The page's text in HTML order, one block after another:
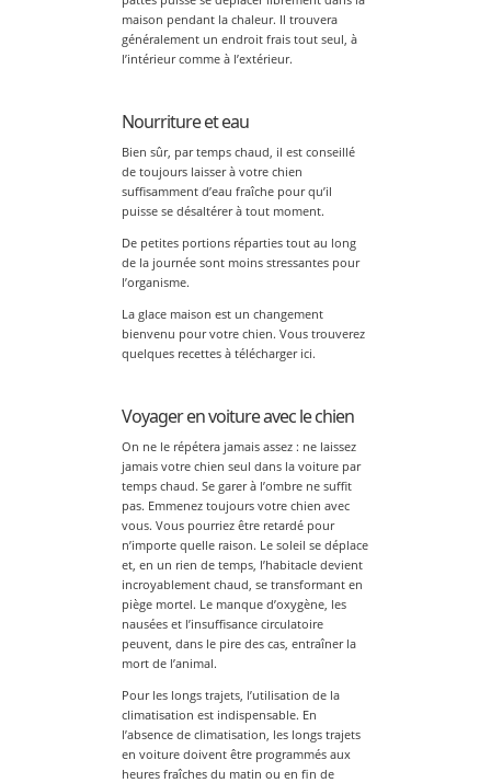
maison pendant la chaleur. Il trouvera
généralement un endroit frais tout seul, à
l’intérieur comme à l’extérieur.
Nourriture et eau
Bien sûr, par temps chaud, il est conseillé
de toujours laisser à votre chien
suffisamment d’eau fraîche pour qu’il
puisse se désaltérer à tout moment.
De petites portions réparties tout au long
de la journée sont moins stressantes pour
l’organisme.
La glace maison est un changement
bienvenu pour votre chien. Vous trouverez
quelques recettes à télécharger ici.
Voyager en voiture avec le chien
On ne le répétera jamais assez : ne laissez
jamais votre chien seul dans la voiture par
temps chaud. Se garer à l’ombre ne suffit
pas. Emmenez toujours votre chien avec
vous. Vous pourriez être retardé pour
n’importe quelle raison. Le soleil se déplace
et, en un rien de temps, l’habitacle devient
incroyablement chaud, se transformant en
piège mortel. Le manque d’oxygène, les
nausées et l’insuffisance circulatoire
peuvent, dans le pire des cas, entraîner la
mort de l’animal.
Pour les longs trajets, l’utilisation de la
climatisation est indispensable. En
l’absence de climatisation, les longs trajets
en voiture doivent être programmés aux
heures fraîches du matin ou en fin de